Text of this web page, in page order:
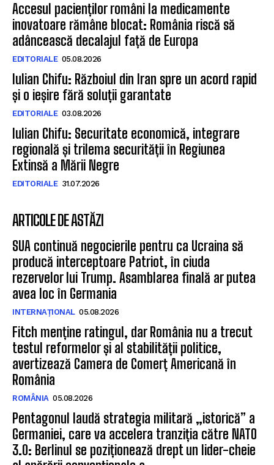
Accesul pacienților români la medicamente
inovatoare rămâne blocat: România riscă să
adâncească decalajul față de Europa
EDITORIALE 05.08.2026
Iulian Chifu: Războiul din Iran spre un acord rapid
și o ieșire fără soluții garantate
EDITORIALE 03.08.2026
Iulian Chifu: Securitate economică, integrare
regională și trilema securității în Regiunea
Extinsă a Mării Negre
EDITORIALE 31.07.2026
ARTICOLE DE ASTĂZI
SUA continuă negocierile pentru ca Ucraina să
producă interceptoare Patriot, în ciuda
rezervelor lui Trump. Asamblarea finală ar putea
avea loc în Germania
INTERNAȚIONAL 05.08.2026
Fitch menține ratingul, dar România nu a trecut
testul reformelor și al stabilității politice,
avertizează Camera de Comerț Americană în
România
ROMÂNIA 05.08.2026
Pentagonul laudă strategia militară „istorică” a
Germaniei, care va accelera tranziția către NATO
3.0: Berlinul se poziționează drept un lider-cheie